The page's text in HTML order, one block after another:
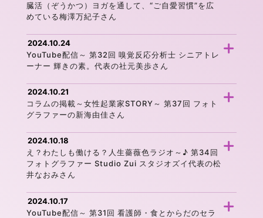
臓活（ぞうかつ）ヨガを通して、“ご自愛習慣”を広
めている梅澤万紀子さん
YouTube配信～ 第32回 嗅覚反応分析士 シニアトレ
ーナー 輝きの素。代表の社元美歩さん
2024.10.24
コラムの掲載～女性起業家STORY～ 第37回 フォト
グラファーの新海由佳さん
2024.10.21
え？わたしも働ける？人生薔薇色ラジオ～♪ 第34回
フォトグラファー Studio Zui スタジオズイ代表の松
井なおみさん
2024.10.18
YouTube配信～ 第31回 看護師・食とからだのセラ
2024.10.17